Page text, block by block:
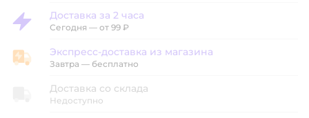
Доставка за 2 часа
Доставка за 2 часа
Сегодня — от 99 ₽
Экспресс-доставка из магазина
Экспресс-доставка из магазина
Завтра — бесплатно
Доставка со склада
Недоступно